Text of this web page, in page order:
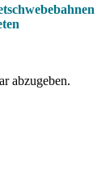
abzugeben.